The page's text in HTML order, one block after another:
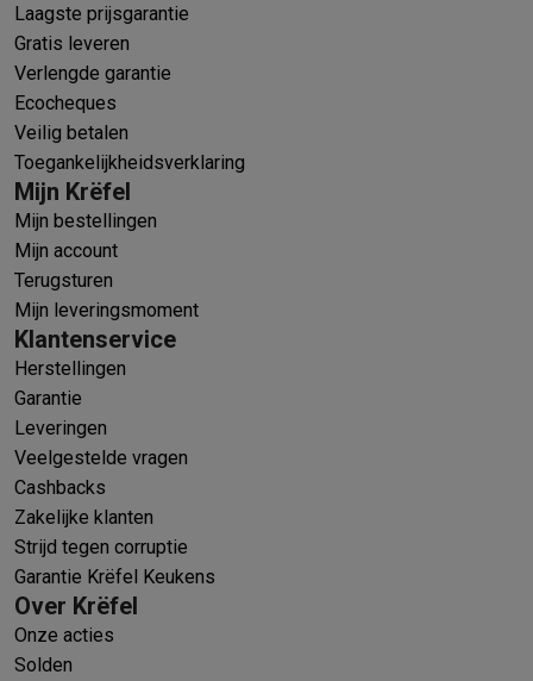
Laagste prijsgarantie
Gratis leveren
Verlengde garantie
Ecocheques
Veilig betalen
Toegankelijkheidsverklaring
Mijn Krëfel
Mijn bestellingen
Mijn account
Terugsturen
Mijn leveringsmoment
Klantenservice
Herstellingen
Garantie
Leveringen
Veelgestelde vragen
Cashbacks
Zakelijke klanten
Strijd tegen corruptie
Garantie Krëfel Keukens
Over Krëfel
Onze acties
Solden